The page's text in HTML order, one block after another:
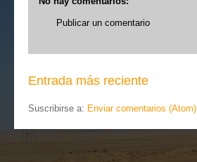
Publicar un comentario
Entrada más reciente
Suscribirse a: Enviar comentarios (Atom)